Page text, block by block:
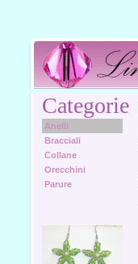
Categorie
Anelli
Bracciali
Collane
Orecchini
Parure